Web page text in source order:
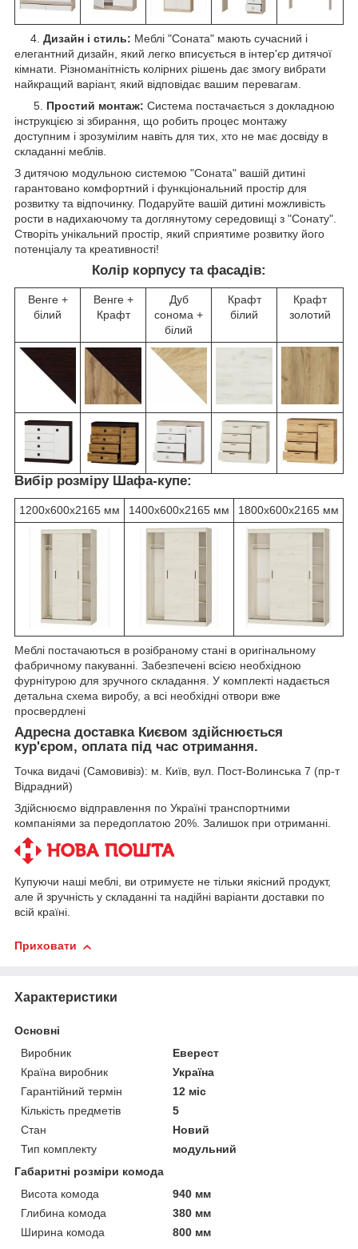
4. Дизайн і стиль: Меблі "Соната" мають сучасний і
елегантний дизайн, який легко вписується в інтер'єр дитячої
кімнати. Різноманітність колірних рішень дає змогу вибрати
найкращий варіант, який відповідає вашим перевагам.
5. Простий монтаж: Система постачається з докладною
інструкцією зі збирання, що робить процес монтажу
доступним і зрозумілим навіть для тих, хто не має досвіду в
складанні меблів.
З дитячою модульною системою "Соната" вашій дитині
гарантовано комфортний і функціональний простір для
розвитку та відпочинку. Подаруйте вашій дитині можливість
рости в надихаючому та доглянутому середовищі з "Сонату".
Створіть унікальний простір, який сприятиме розвитку його
потенціалу та креативності!
Колір корпусу та фасадів:
Венге +
білий
Венге +
Крафт
Дуб
сонома +
білий
Крафт
білий
Крафт
золотий
Вибір розміру Шафа-купе:
1200х600х2165 мм 1400х600х2165 мм 1800х600х2165 мм
Меблі постачаються в розібраному стані в оригінальному
фабричному пакуванні. Забезпечені всією необхідною
фурнітурою для зручного складання. У комплекті надається
детальна схема виробу, а всі необхідні отвори вже
просвердлені
Адресна доставка Києвом здійснюється
кур'єром, оплата під час отримання.
Точка видачі (Самовивіз): м. Київ, вул. Пост-Волинська 7 (пр-т
Відрадний)
Здійснюємо відправлення по Україні транспортними
компаніями за передоплатою 20%. Залишок при отриманні.
Купуючи наші меблі, ви отримуєте не тільки якісний продукт,
але й зручність у складанні та надійні варіанти доставки по
всій країні.
Приховати
Характеристики
Основні
Виробник
Еверест
Країна виробник
Україна
Гарантійний термін
12 міс
Кількість предметів
5
Стан
Новий
Тип комплекту
модульний
Габаритні розміри комода
Висота комода
940 мм
Глибина комода
380 мм
Ширина комода
800 мм